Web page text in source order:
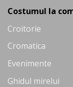
Costumul la
Croitorie
Cromatica
Evenimente
Ghidul mirelui